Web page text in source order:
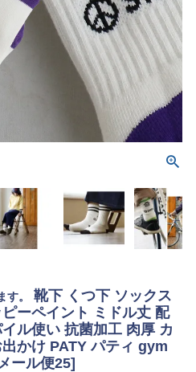
。
靴下 くつ下 ソックス
ーペイント ミドル丈 配
ル使い 抗菌加工 肉厚 カ
かけ PATY パティ gym
ール便25]